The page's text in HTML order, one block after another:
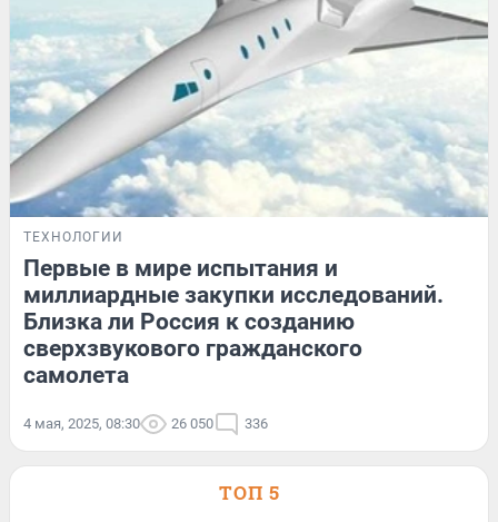
ТЕХНОЛОГИИ
Первые в мире испытания и
миллиардные закупки исследований.
Близка ли Россия к созданию
сверхзвукового гражданского
самолета
4 мая, 2025, 08:30 26 050 336
ТОП 5